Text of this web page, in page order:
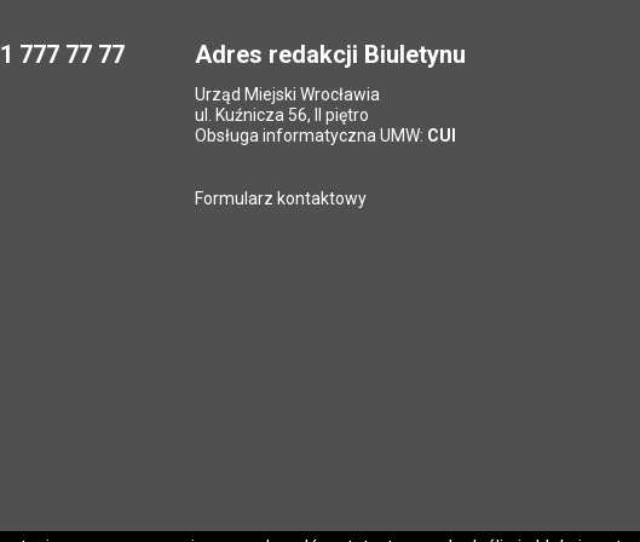
777 77 77 Adres redakcji Biuletynu
Urząd Miejski Wrocławia
ul. Kuźnicza 56, II piętro
Obsługa informatyczna UMW: CUI
Formularz kontaktowy